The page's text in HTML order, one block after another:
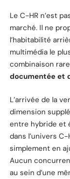
Le C-HR n’est
marché. Il ne
l’habitabilité
multimédia le
combinaison
documentée et
L’arrivée de la
dimension
entre hybride et
dans l’univers
simplement en
Aucun
au sein d’une